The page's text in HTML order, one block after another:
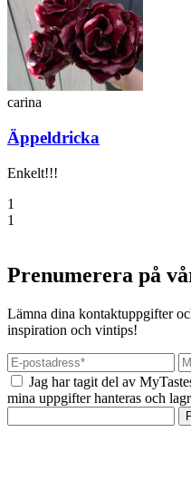
carina
Äppeldricka
Enkelt!!!
1
1
Prenumerera på
Lämna dina kontaktuppgifter
inspiration och vintips!
Jag har tagit del av
mina uppgifter hanteras och